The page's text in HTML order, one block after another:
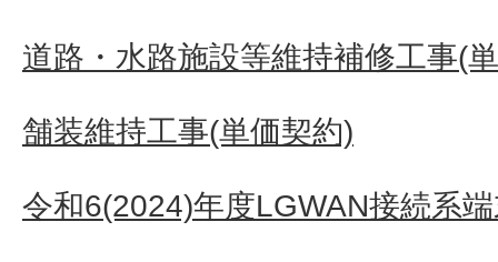
道路・水路施設等維持補修工事(
舗装維持工事(単価契約)
令和6(2024)年度LGWAN接続系